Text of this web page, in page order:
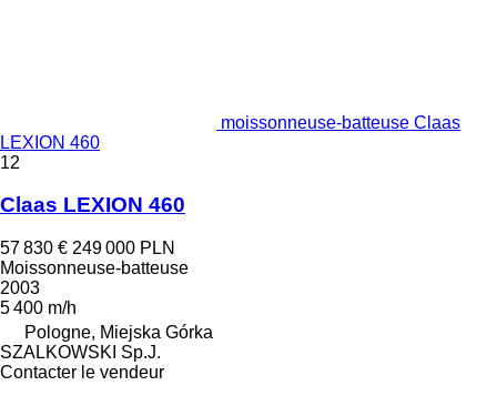
moissonneuse-batteuse Claas
LEXION 460
12
Claas LEXION 460
57 830 € 249 000 PLN
Moissonneuse-batteuse
2003
5 400 m/h
Pologne, Miejska Górka
SZALKOWSKI Sp.J.
Contacter le vendeur